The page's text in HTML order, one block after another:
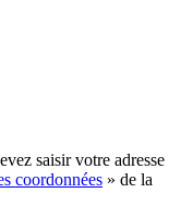
saisir votre adresse
coordonnées » de la